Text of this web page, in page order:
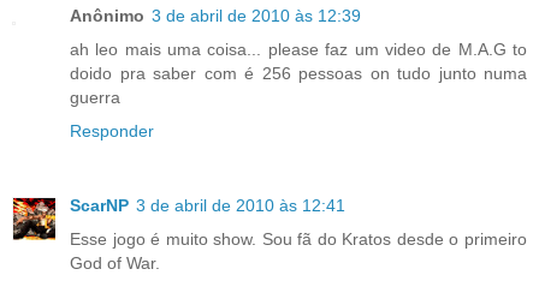
Anônimo 3 de abril de 2010 às 12:39
ah leo mais uma coisa... please faz um video de M.A.G to
doido pra saber com é 256 pessoas on tudo junto numa
guerra
Responder
ScarNP 3 de abril de 2010 às 12:41
Esse jogo é muito show. Sou fã do Kratos desde o primeiro
God of War.